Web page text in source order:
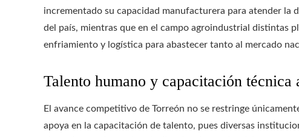
incrementado su capacidad manufacturera para atender la
del país, mientras que en el campo agroindustrial distintas
enfriamiento y logística para abastecer tanto al mercado
Talento humano y capacitación técnica
El avance competitivo de Torreón no se restringe
apoya en la capacitación de talento, pues diversas